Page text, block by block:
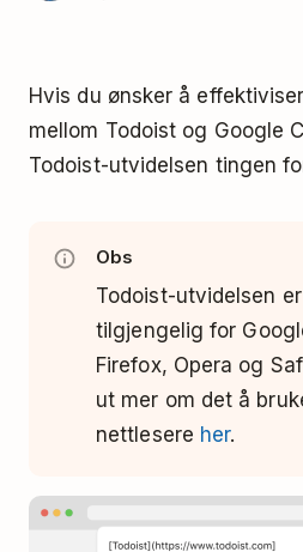
Hvis du ønsker å
mellom Todoist og Google
Todoist-utvidelsen tingen
Obs
Todoist-utvidelsen
tilgjengelig for
Firefox, Opera og
ut mer om det å
nettlesere her.